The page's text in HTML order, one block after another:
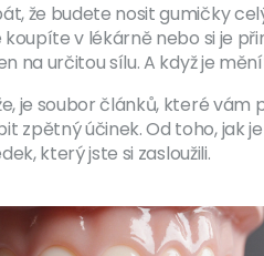
že budete nosit gumičky
koupíte v lékárně nebo si je
na určitou sílu. A když je
je soubor článků, které vám
zpětný účinek. Od toho, jak
který jste si zasloužili.